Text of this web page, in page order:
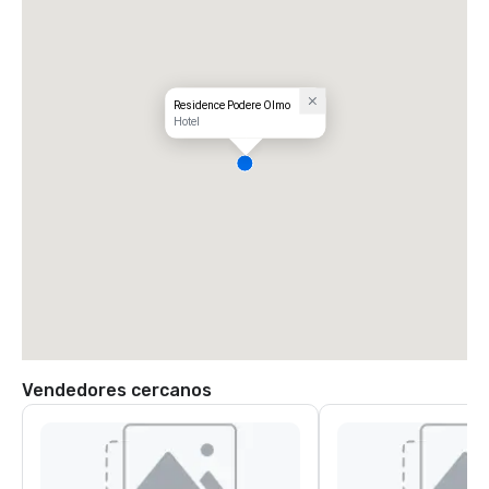
Residence Podere Olmo
Hotel
Vendedores cercanos